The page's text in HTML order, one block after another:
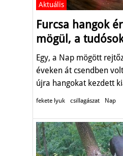
Aktuális
Furcsa hangok
mögül, a
Egy, a Nap mögött
éveken át csendben
újra hangokat kezdett
fekete lyuk csillagászat Nap